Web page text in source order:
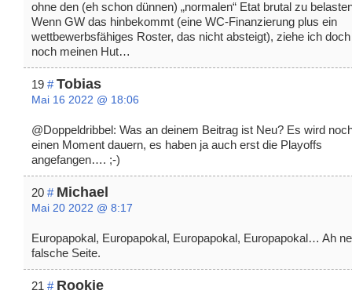
ohne den (eh schon dünnen) „normalen“ Etat brutal zu
Wenn GW das hinbekommt (eine WC-Finanzierung plus ein
wettbewerbsfähiges Roster, das nicht absteigt), ziehe ich doch
noch meinen Hut…
19 # Tobias
Mai 16 2022 @ 18:06
@Doppeldribbel: Was an deinem Beitrag ist Neu? Es wird
einen Moment dauern, es haben ja auch erst die Playoffs
angefangen…. ;-)
20 # Michael
Mai 20 2022 @ 8:17
Europapokal, Europapokal, Europapokal, Europapokal… Ah
falsche Seite.
21 # Rookie